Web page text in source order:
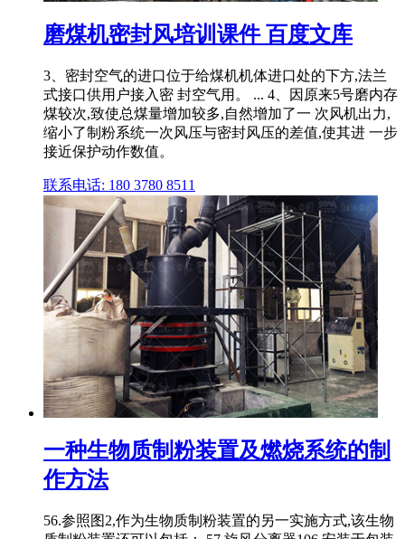
磨煤机密封风培训课件 百度文库
3、密封空气的进口位于给煤机机体进口处的下方,法兰
式接口供用户接入密 封空气用。 ... 4、因原来5号磨内存
煤较次,致使总煤量增加较多,自然增加了一 次风机出力,
缩小了制粉系统一次风压与密封风压的差值,使其进 一步
接近保护动作数值。
联系电话: 180 3780 8511
一种生物质制粉装置及燃烧系统的制
作方法
56.参照图2,作为生物质制粉装置的另一实施方式,该生物